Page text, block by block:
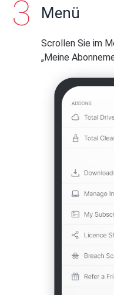
Menü
Scrollen Sie im
„Meine